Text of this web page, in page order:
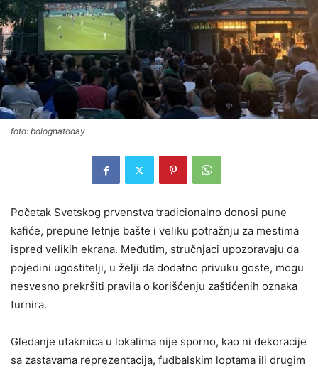
foto: bolognatoday
Početak Svetskog prvenstva tradicionalno donosi pune
kafiće, prepune letnje bašte i veliku potražnju za mestima
ispred velikih ekrana. Međutim, stručnjaci upozoravaju da
pojedini ugostitelji, u želji da dodatno privuku goste, mogu
nesvesno prekršiti pravila o korišćenju zaštićenih oznaka
turnira.
Gledanje utakmica u lokalima nije sporno, kao ni dekoracije
sa zastavama reprezentacija, fudbalskim loptama ili drugim